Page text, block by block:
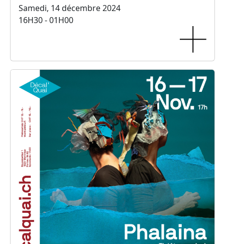
Samedi, 14 décembre 2024
16H30 - 01H00